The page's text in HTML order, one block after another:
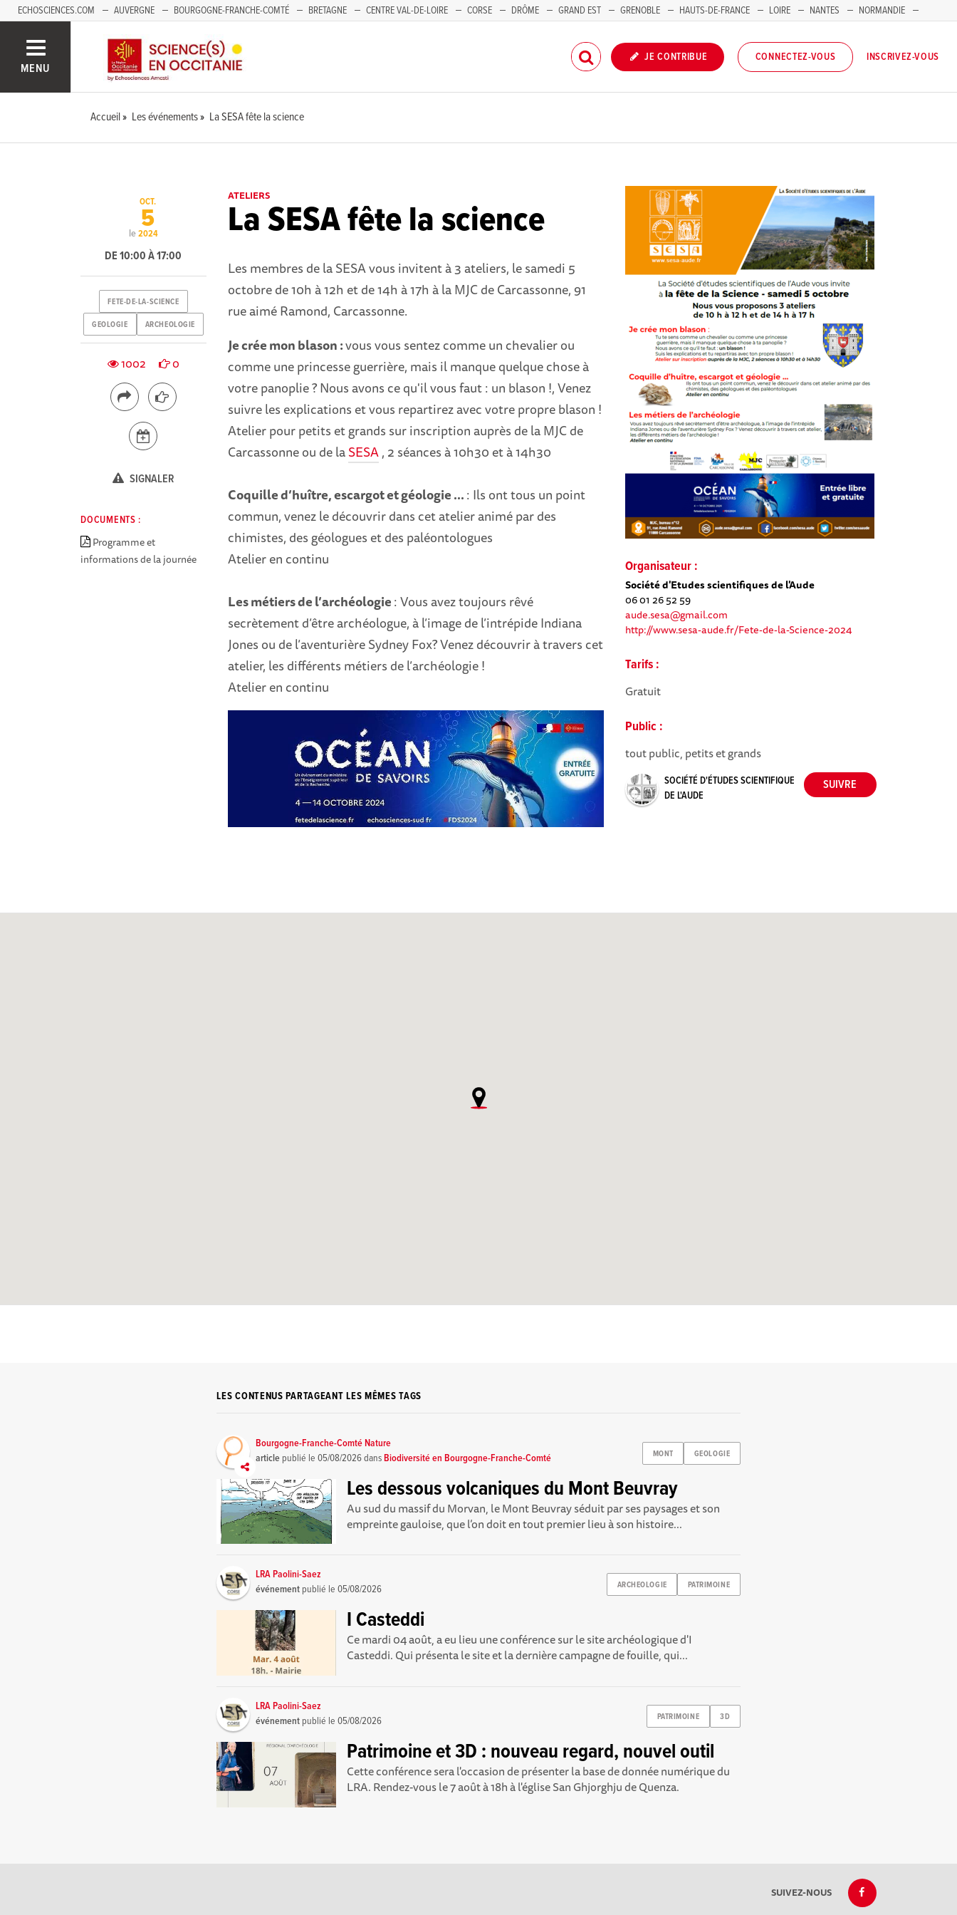
ECHOSCIENCES.COM AUVERGNE BOURGOGNE-FRANCHE-COMTÉ BRETAGNE CENTRE VAL-DE-LOIRE CORSE DRÔME GRAND EST GRENOBLE HAUTS-DE-FRANCE LOIRE NANTES
NORMANDIE
MENU
JE CONTRIBUE CONNECTEZ-VOUS INSCRIVEZ-VOUS
Accueil Les événements La SESA fête la science
ATELIERS
La SESA fête la science
Les membres de la SESA vous invitent à 3 ateliers, le samedi 5
octobre de 10h à 12h et de 14h à 17h à la MJC de Carcassonne, 91
rue aimé Ramond, Carcassonne.
Je crée mon blason :vous vous sentez comme un chevalier ou
comme une princesse guerrière, mais il manque quelque chose à
votre panoplie ? Nous avons ce qu'il vous faut : un blason !, Venez
suivre les explications et vous repartirez avec votre propre blason !
Atelier pour petits et grands sur inscription auprès de la MJC de
Carcassonne ou de laSESA, 2 séances à 10h30 et à 14h30
Coquille d’huître, escargot et géologie ...: Ils ont tous un point
commun, venez le découvrir dans cet atelier animé par des
chimistes, des géologues et des paléontologues
Atelier en continu
Les métiers de l’archéologie: Vous avez toujours rêvé
secrètement d’être archéologue, à l’image de l’intrépide Indiana
Jones ou de l’aventurière Sydney Fox? Venez découvrir à travers cet
atelier, les différents métiers de l’archéologie !
Atelier en continu
Organisateur :
Société d'Etudes scientifiques de l'Aude
06 01 26 52 59
aude.sesa@gmail.com
http://www.sesa-aude.fr/Fete-de-la-Science-2024
Tarifs :
Gratuit
Public :
tout public, petits et grands
SOCIÉTÉ D'ÉTUDES SCIENTIFIQUE
DE L'AUDE
le
OCT.
5
2024
DE 10:00 À 17:00
FETE-DE-LA-SCIENCE
GEOLOGIE ARCHEOLOGIE
1002 0
SIGNALER
DOCUMENTS :
Programme et
informations de la journée
LES CONTENUS PARTAGEANT LES MÊMES TAGS
MONT GEOLOGIE
Bourgogne-Franche-Comté Nature
article publié le05/08/2026dansBiodiversité en Bourgogne-Franche-Comté
Les dessous volcaniques du Mont Beuvray
Au sud du massif du Morvan, le Mont Beuvray séduit par ses paysages et son
empreinte gauloise, que l’on doit en tout premier lieu à son histoire...
ARCHEOLOGIE PATRIMOINE
LRA Paolini-Saez
événement publié le05/08/2026
I Casteddi
Ce mardi 04 août, a eu lieu une conférence sur le site archéologique d'I
Casteddi. Qui présenta le site et la dernière campagne de fouille, qui...
PATRIMOINE 3D
LRA Paolini-Saez
événement publié le05/08/2026
Patrimoine et 3D : nouveau regard, nouvel outil
Cette conférence sera l'occasion de présenter la base de donnée numérique du
LRA. Rendez-vous le 7 août à 18h à l'église San Ghjorghju de Quenza.
SUIVEZ-NOUS